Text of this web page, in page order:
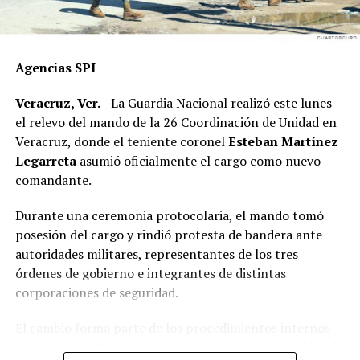
Agencias SPI
Veracruz, Ver.– La Guardia Nacional realizó este lunes
el relevo del mando de la 26 Coordinación de Unidad en
Veracruz, donde el teniente coronelEsteban Martínez
Legarretaasumió oficialmente el cargo como nuevo
comandante.
Durante una ceremonia protocolaria, el mando tomó
posesión del cargo y rindió protesta de bandera ante
autoridades militares, representantes de los tres
órdenes de gobierno e integrantes de distintas
corporaciones de seguridad.